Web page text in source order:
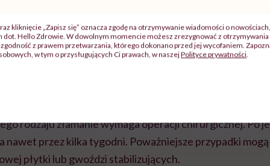
stabilizująca
złamanie z przemieszczeniem wymaga ustawienia kości, a
jest równoczesne złamanie kości strzałkowej i
kopnięcia, upadku podczas jazdy na nartach).
rodzaju złamanie wymaga operacji chirurgicznej. Po
nawet przez kilka tygodni. Poważniejsze przypadki
płytki lub gwoździ stabilizujących.
kliknięcie „Zapisz się” oznacza zgodę na otrzymywanie wiadomości o
dot. Hello Zdrowie. W dowolnym momencie możesz zrezygnować z
zgodność z prawem przetwarzania, którego dokonano przed jej wycofaniem.
w tym o przysługujących Ci prawach, w naszejPolityce prywatności.